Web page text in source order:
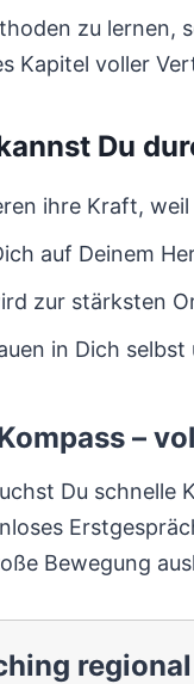
zu lernen,
Kapitel voller
Du
ihre Kraft,
auf Deinem
zur stärksten
in Dich
–
Du schnelle
Bewegung
regional